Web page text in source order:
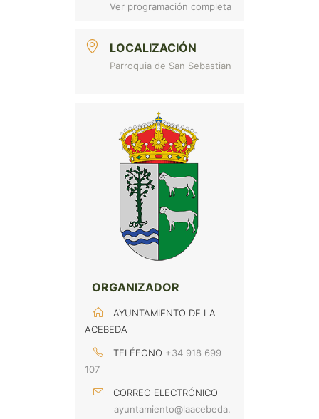
Ver programación completa
LOCALIZACIÓN
Parroquia de San Sebastian
ORGANIZADOR
AYUNTAMIENTO DE LA
ACEBEDA
TELÉFONO +34 918 699
107
CORREO ELECTRÓNICO
ayuntamiento@laacebeda.